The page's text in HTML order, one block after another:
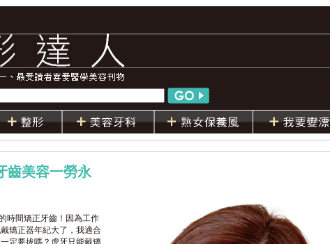
齒美容一勞永
時間矯正牙齒！因為工作
矯正器年紀大了，我適合
定要拔嗎？虎牙只能戴矯